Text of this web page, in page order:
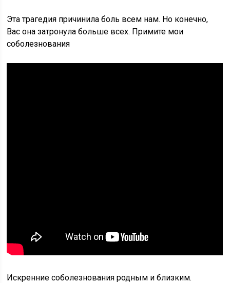
Эта трагедия причинила боль всем нам. Но конечно,
Вас она затронула больше всех. Примите мои
соболезнования
Искренние соболезнования родным и близким.